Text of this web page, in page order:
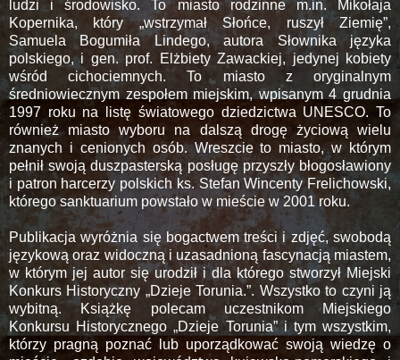
ludzi i środowisko. To miasto rodzinne m.in. Mikołaja
Kopernika, który „wstrzymał Słońce, ruszył Ziemię”,
Samuela Bogumiła Lindego, autora Słownika języka
polskiego, i gen. prof. Elżbiety Zawackiej, jedynej kobiety
wśród cichociemnych. To miasto z oryginalnym
średniowiecznym zespołem miejskim, wpisanym 4 grudnia
1997 roku na listę światowego dziedzictwa UNESCO. To
również miasto wyboru na dalszą drogę życiową wielu
znanych i cenionych osób. Wreszcie to miasto, w którym
pełnił swoją duszpasterską posługę przyszły błogosławiony
i patron harcerzy polskich ks. Stefan Wincenty Frelichowski,
którego sanktuarium powstało w mieście w 2001 roku.
Publikacja wyróżnia się bogactwem treści i zdjęć, swobodą
językową oraz widoczną i uzasadnioną fascynacją miastem,
w którym jej autor się urodził i dla którego stworzył Miejski
Konkurs Historyczny „Dzieje Torunia.”. Wszystko to czyni ją
wybitną. Książkę polecam uczestnikom Miejskiego
Konkursu Historycznego „Dzieje Torunia” i tym wszystkim,
którzy pragną poznać lub uporządkować swoją wiedzę o